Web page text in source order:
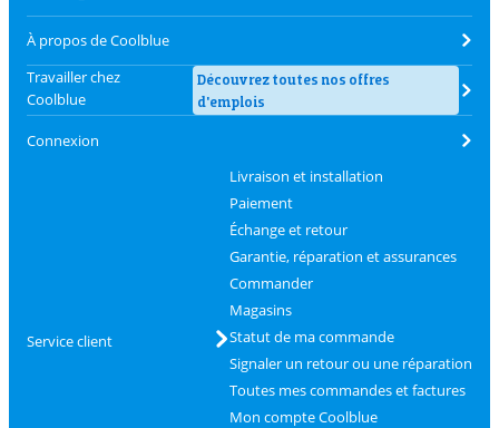
À propos de Coolblue
Travailler chez
Coolblue
Découvrez toutes nos offres
d'emplois
Connexion
Service client
Livraison et installation
Paiement
Échange et retour
Garantie, réparation et assurances
Commander
Magasins
Statut de ma commande
Signaler un retour ou une réparation
Toutes mes commandes et factures
Mon compte Coolblue